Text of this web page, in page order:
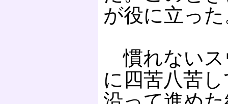
が役に立っ
慣れないス
に四苦八苦